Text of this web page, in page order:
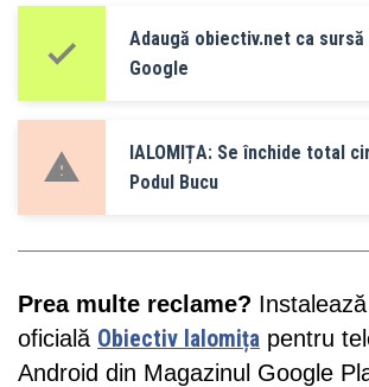
Adaugă obiectiv.net ca
Google
IALOMIȚA: Se închide total
Podul Bucu
Prea multe reclame?
oficială Obiectiv Ialomița pentru
Android din Magazinul Google